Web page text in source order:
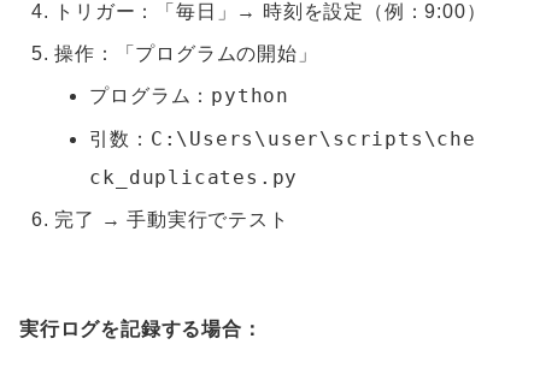
トリガー：「毎日」→ 時刻を設定（例：9:00）
操作：「プログラムの開始」
プログラム： python
引数： C:\Users\user\scripts\che
ck_duplicates.py
完了 → 手動実行でテスト
実行ログを記録する場合：